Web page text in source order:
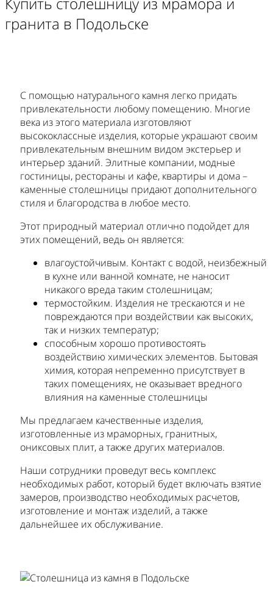
гранита в Подольске
С помощью натурального камня легко придать
привлекательности любому помещению. Многие
века из этого материала изготовляют
высококлассные изделия, которые украшают своим
привлекательным внешним видом экстерьер и
интерьер зданий. Элитные компании, модные
гостиницы, рестораны и кафе, квартиры и дома –
каменные столешницы придают дополнительного
стиля и благородства в любое место.
Этот природный материал отлично подойдет для
этих помещений, ведь он является:
влагоустойчивым. Контакт с водой, неизбежный
в кухне или ванной комнате, не наносит
никакого вреда таким столешницам;
термостойким. Изделия не трескаются и не
повреждаются при воздействии как высоких,
так и низких температур;
способным хорошо противостоять
воздействию химических элементов. Бытовая
химия, которая непременно присутствует в
таких помещениях, не оказывает вредного
влияния на каменные столешницы
Мы предлагаем качественные изделия,
изготовленные из мраморных, гранитных,
ониксовых плит, а также других материалов.
Наши сотрудники проведут весь комплекс
необходимых работ, который будет включать взятие
замеров, производство необходимых расчетов,
изготовление и монтаж изделий, а также
дальнейшее их обслуживание.